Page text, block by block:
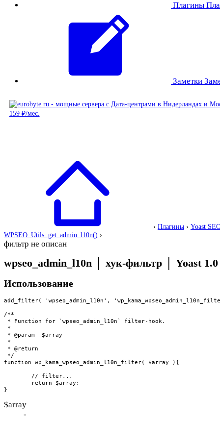
Плагины
Заметки
› Плагины › Yoast
WPSEO_Utils::get_admin_l10n() ›
фильтр не описан
wpseo_admin_l10n хук-фильтр Yoast 1.0
Использование
add_filter( 'wpseo_admin_l10n',
/**
* Function for `wpseo_admin_l10n` filter-hook.
*
* @param  $array
*
* @return
*/
function wp_kama_wpseo_admin_l10n_filter( $array ){
}
$array
-